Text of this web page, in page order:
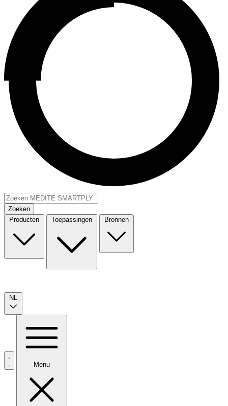
Zoeken
Producten
Toepassingen Bronnen
NL
Menu